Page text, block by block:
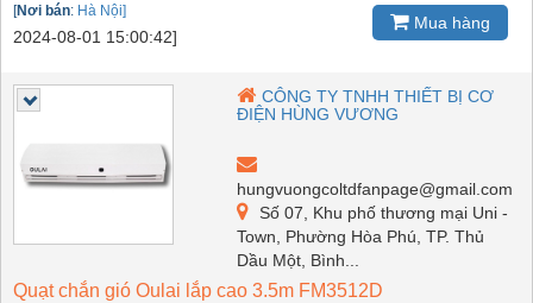
[Nơi bán: Hà Nội]
2024-08-01 15:00:42]
Mua hàng
CÔNG TY TNHH THIẾT BỊ CƠ
ĐIỆN HÙNG VƯƠNG
hungvuongcoltdfanpage@gmail.com
Số 07, Khu phố thương mại Uni -
Town, Phường Hòa Phú, TP. Thủ
Dầu Một, Bình...
Quạt chắn gió Oulai lắp cao 3.5m FM3512D